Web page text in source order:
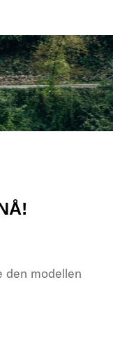
den modellen